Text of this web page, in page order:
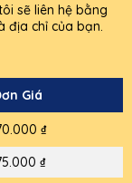
sẽ liên hệ bằng
địa chỉ của bạn.
Giá
₫
₫